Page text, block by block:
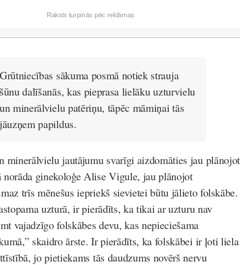
Raksts turpinās pēc reklāmas
Grūtniecības sākuma posmā notiek strauja
šūnu dalīšanās, kas pieprasa lielāku uzturvielu
un minerālvielu patēriņu, tāpēc māmiņai tās
jāuzņem papildus.
minerālvielu jautājumu svarīgi aizdomāties jau plānojot
ginekoloģe Alise Vigule, jau plānojot
trīs mēnešus iepriekš sievietei būtu jālietofolskābe.
uzturā, ir pierādīts, ka tikai ar uzturu nav
vajadzīgo folskābes devu, kas nepieciešama
skaidro ārste. Ir pierādīts, ka folskābei ir ļoti liela
jo pietiekams tās daudzums novērš nervu